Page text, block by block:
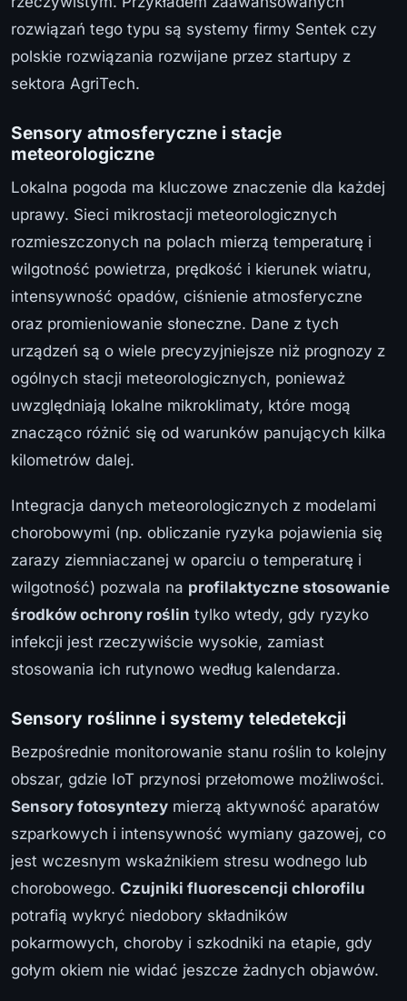
rozwiązań tego typu są systemy firmy Sentek czy
polskie rozwiązania rozwijane przez startupy z
sektora AgriTech.
Sensory atmosferyczne i stacje
meteorologiczne
Lokalna pogoda ma kluczowe znaczenie dla każdej
uprawy. Sieci mikrostacji meteorologicznych
rozmieszczonych na polach mierzą temperaturę i
wilgotność powietrza, prędkość i kierunek wiatru,
intensywność opadów, ciśnienie atmosferyczne
oraz promieniowanie słoneczne. Dane z tych
urządzeń są o wiele precyzyjniejsze niż prognozy z
ogólnych stacji meteorologicznych, ponieważ
uwzględniają lokalne mikroklimaty, które mogą
znacząco różnić się od warunków panujących kilka
kilometrów dalej.
Integracja danych meteorologicznych z modelami
chorobowymi (np. obliczanie ryzyka pojawienia się
zarazy ziemniaczanej w oparciu o temperaturę i
wilgotność) pozwala na profilaktyczne stosowanie
środków ochrony roślin tylko wtedy, gdy ryzyko
infekcji jest rzeczywiście wysokie, zamiast
stosowania ich rutynowo według kalendarza.
Sensory roślinne i systemy teledetekcji
Bezpośrednie monitorowanie stanu roślin to kolejny
obszar, gdzie IoT przynosi przełomowe możliwości.
Sensory fotosyntezy mierzą aktywność aparatów
szparkowych i intensywność wymiany gazowej, co
jest wczesnym wskaźnikiem stresu wodnego lub
chorobowego. Czujniki fluorescencji chlorofilu
potrafią wykryć niedobory składników
pokarmowych, choroby i szkodniki na etapie, gdy
gołym okiem nie widać jeszcze żadnych objawów.